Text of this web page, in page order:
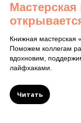
Книжная мастерская
Поможем коллегам
вдохновим,
лайфхаками.
Читать